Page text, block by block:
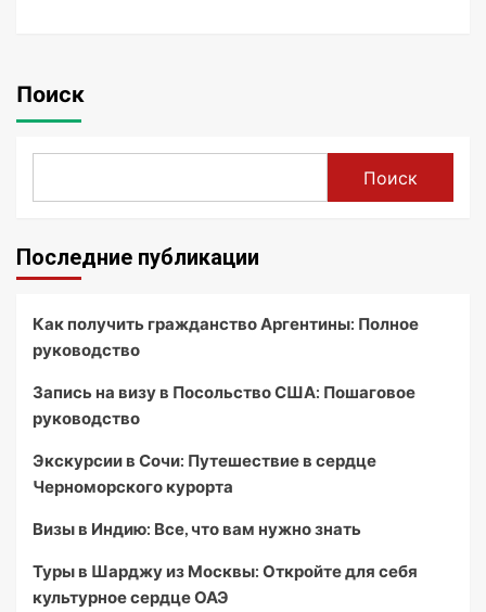
Поиск
Поиск
Последние публикации
Как получить гражданство Аргентины: Полное
руководство
Запись на визу в Посольство США: Пошаговое
руководство
Экскурсии в Сочи: Путешествие в сердце
Черноморского курорта
Визы в Индию: Все, что вам нужно знать
Туры в Шарджу из Москвы: Откройте для себя
культурное сердце ОАЭ